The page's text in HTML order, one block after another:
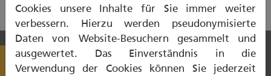
Cookies unsere Inhalte für Sie immer weiter
verbessern. Hierzu werden pseudonymisierte
Daten von Website-Besuchern gesammelt und
ausgewertet. Das Einverständnis in die
Verwendung der Cookies können Sie jederzeit